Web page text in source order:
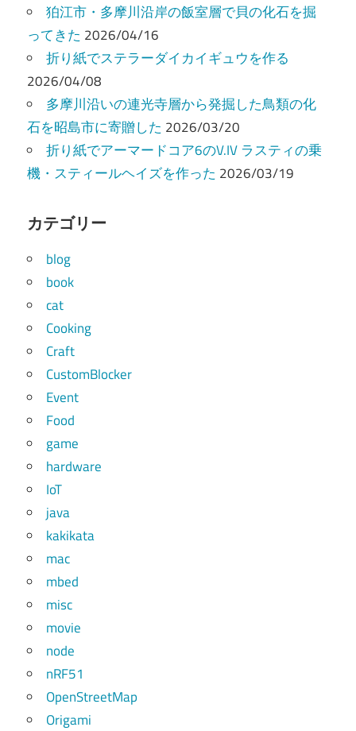
狛江市・多摩川沿岸の飯室層で貝の化石を掘
ってきた 2026/04/16
折り紙でステラーダイカイギュウを作る
2026/04/08
多摩川沿いの連光寺層から発掘した鳥類の化
石を昭島市に寄贈した 2026/03/20
折り紙でアーマードコア6のV.IV ラスティの乗
機・スティールヘイズを作った 2026/03/19
カテゴリー
blog
book
cat
Cooking
Craft
CustomBlocker
Event
Food
game
hardware
IoT
java
kakikata
mac
mbed
misc
movie
node
nRF51
OpenStreetMap
Origami